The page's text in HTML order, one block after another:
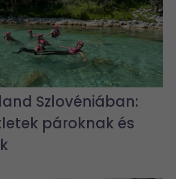
Szlovéniában:
pároknak és